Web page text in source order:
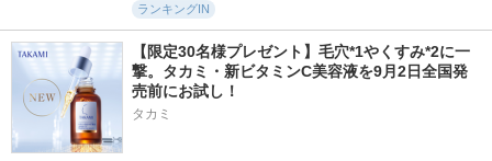
ランキングIN
【限定30名様プレゼント】毛穴*1やくすみ*2に一
撃。タカミ・新ビタミンC美容液を9月2日全国発
売前にお試し！
タカミ